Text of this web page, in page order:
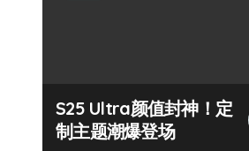
S25 Ultra颜值封神！定
制主题潮爆登场